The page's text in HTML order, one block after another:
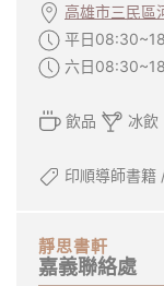
高雄市三民區
平日
六日
飲品 冰飲
印順導師書籍
靜思書軒
嘉義聯絡處